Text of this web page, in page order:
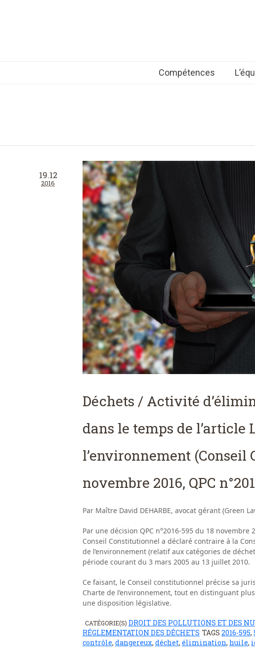
Compétences
19.12
2016
Déchets / Activité
dans le temps de l’article
l’environnement (Conseil
novembre 2016, QPC
Par Maître David DEHARBE, avocat gérant (Green
Par une décision QPC n°2016-595 du 18
Conseil Constitutionnel a déclaré contraire à la
de l’environnement (relatif aux catégories de
période courant du 3 mars 2005 au 13 juillet 2010.
Ce faisant, le Conseil constitutionnel précise sa
Charte de l’environnement, tout en distinguant
une disposition législative.
CATÉGORIE(S) DROIT DES POLLUTIONS ET DES
RÉGLEMENTATION DES DÉCHETS TAGS 2016-595,
contrôle, dangereux, déchet, élimination, huile,